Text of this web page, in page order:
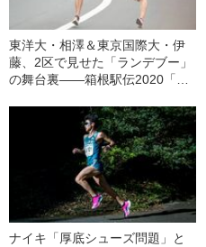
東洋大・相澤＆東京国際大・伊
藤、2区で見せた「ランデブー」
の舞台裏――箱根駅伝2020「TV
ナイキ「厚底シューズ問題」と